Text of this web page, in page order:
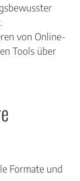
von Online-
Tools über
Formate und